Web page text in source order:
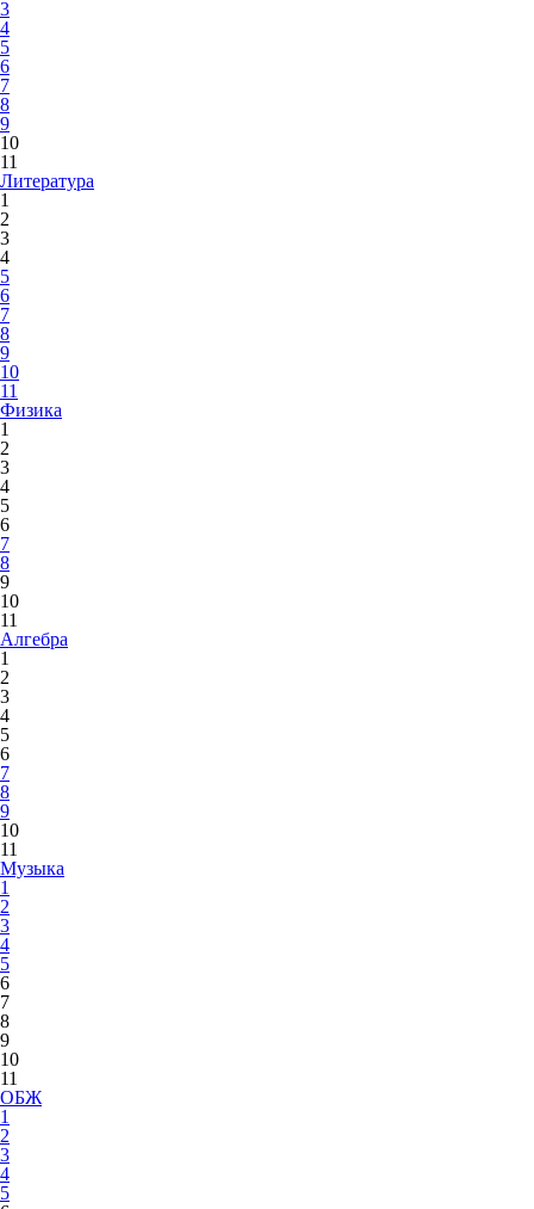
3
4
5
6
7
8
9
10
11
Литература
1
2
3
4
5
6
7
8
9
10
11
Физика
1
2
3
4
5
6
7
8
9
10
11
Алгебра
1
2
3
4
5
6
7
8
9
10
11
Музыка
1
2
3
4
5
6
7
8
9
10
11
ОБЖ
1
2
3
4
5